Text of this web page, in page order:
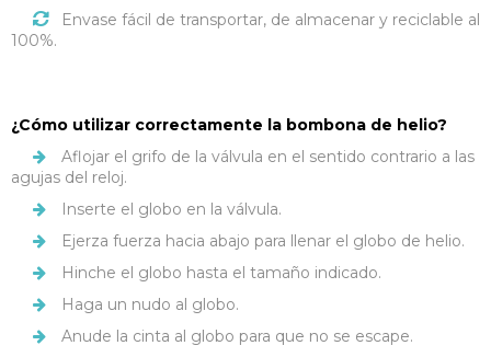
Envase fácil de transportar, de almacenar y reciclable al
100%.
¿Cómo utilizar correctamente la bombona de helio?
Aflojar el grifo de la válvula en el sentido contrario a las
agujas del reloj.
Inserte el globo en la válvula.
Ejerza fuerza hacia abajo para llenar el globo de helio.
Hinche el globo hasta el tamaño indicado.
Haga un nudo al globo.
Anude la cinta al globo para que no se escape.